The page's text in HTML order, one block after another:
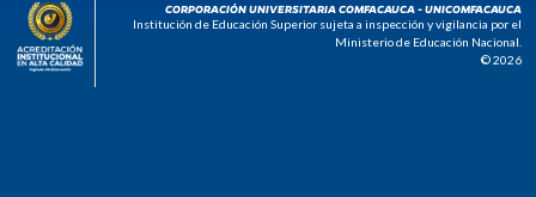
CORPORACIÓN UNIVERSITARIA COMFACAUCA - UNICOMFACAUCA
Institución de Educación Superior sujeta a inspección y vigilancia por el
Ministerio de Educación Nacional.
© 2026